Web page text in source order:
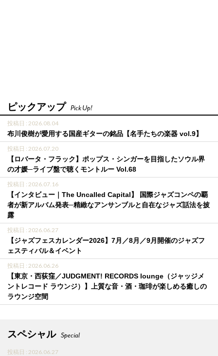
ピックアップ Pick Up!
投稿日 : 2026.08.04
布川俊樹が愛用する国産ギターの銘品【名手たちの楽器 vol.9】
投稿日 : 2026.07.20
【ロバータ・フラック】ポップス・シンガーを目指したソウル界
の才媛─ライブ盤で聴くモントルー Vol.68
投稿日 : 2026.07.16
【インタビュー｜The Uncalled Capital】 国際ジャズコンペの覇
者が新アルバム発表─精緻なアンサンブルと自在なジャズ話法を披
露
投稿日 : 2026.06.27
【ジャズフェスカレンダー2026】7月／8月／9月開催のジャズフ
ェスティバル＆イベント
投稿日 : 2026.06.26
【東京・西荻窪／JUDGMENT! RECORDS lounge（ジャッジメ
ントレコード ラウンジ）】上質な音・酒・珈琲が楽しめる癒しの
ラウンジ空間
スペシャル Special
投稿日 : 2026.06.27